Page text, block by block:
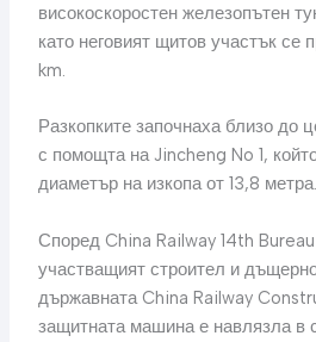
високоскоростен железопътен
като неговият щитов участък се
km.
Разкопките започнаха близо до
с помощта на Jincheng No 1,
диаметър на изкопа от 13,8 метра.
Според China Railway 14th
участващият строител и
държавната China Railway
защитната машина е навлязла в